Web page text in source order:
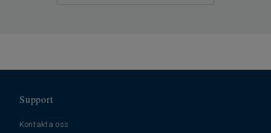
Support
Kontakta oss